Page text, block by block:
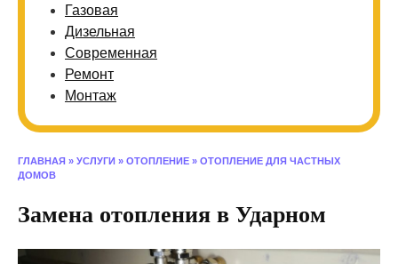
Газовая
Дизельная
Современная
Ремонт
Монтаж
ГЛАВНАЯ » УСЛУГИ » ОТОПЛЕНИЕ » ОТОПЛЕНИЕ ДЛЯ ЧАСТНЫХ
ДОМОВ
Замена отопления в Ударном